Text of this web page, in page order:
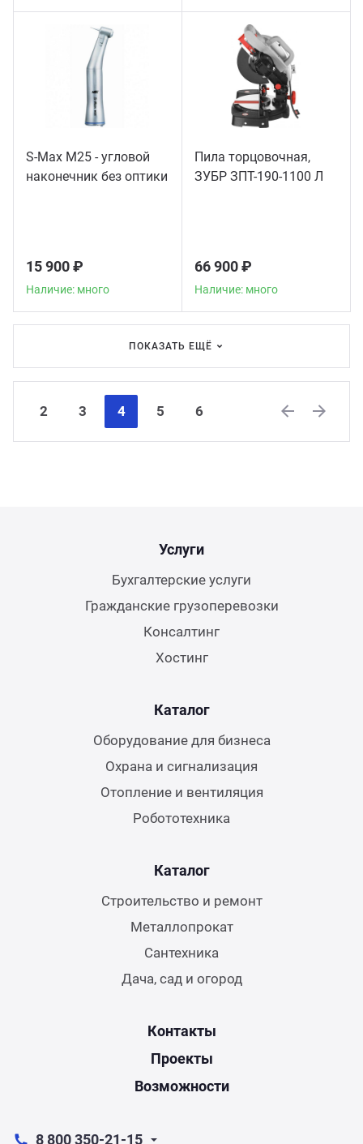
S-Max M25 - угловой
наконечник без оптики
15 900 ₽
Наличие: много
Пила торцовочная,
ЗУБР ЗПТ-190-1100 Л
66 900 ₽
Наличие: много
ПОКАЗАТЬ ЕЩЁ
2 3 4 5
6
Услуги
Бухгалтерские услуги
Гражданские грузоперевозки
Консалтинг
Хостинг
Каталог
Оборудование для бизнеса
Охрана и сигнализация
Отопление и вентиляция
Робототехника
Каталог
Строительство и ремонт
Металлопрокат
Сантехника
Дача, сад и огород
Контакты
Проекты
Возможности
8 800 350-21-15